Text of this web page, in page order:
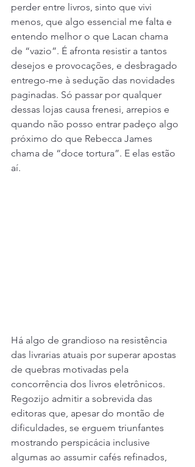
perder entre livros, sinto que vivi
menos, que algo essencial me falta e
entendo melhor o que Lacan chama
de “vazio”. É afronta resistir a tantos
desejos e provocações, e desbragado
entrego-me à sedução das novidades
paginadas. Só passar por qualquer
dessas lojas causa frenesi, arrepios e
quando não posso entrar padeço algo
próximo do que Rebecca James
chama de “doce tortura”. E elas estão
aí.
Há algo de grandioso na resistência
das livrarias atuais por superar apostas
de quebras motivadas pela
concorrência dos livros eletrônicos.
Regozijo admitir a sobrevida das
editoras que, apesar do montão de
dificuldades, se erguem triunfantes
mostrando perspicácia inclusive
algumas ao assumir cafés refinados,